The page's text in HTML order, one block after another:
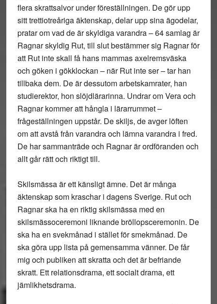
flera skrattsalvor under föreställningen. De gör upp
sitt trettiotreåriga äktenskap, delar upp sina ägodelar,
pratar om vad de är skyldiga varandra – 64 samlag är
Ragnar skyldig Rut, till slut bestämmer sig Ragnar för
att Rut inte skall få hans mammas axelremsväska
och göken i gökklockan – när Rut inte ser – tar han
tillbaka dem. De är dessutom arbetskamrater, han
studierektor, hon slöjdlärarinna. Undrar om Vera och
Ragnar kommer att hångla i lärarrummet –
frågeställningen uppstår. De skiljs, de avger löften
om att avstå från varandra och lämna varandra i fred.
De har sammanträde och Ragnar är ordföranden och
allt går rätt och riktigt till.
Skilsmässa är ett känsligt ämne. Det är många
äktenskap som kraschar i dagens Sverige. Rut och
Ragnar ska ha en riktig skilsmässa med en
skilsmässoceremoni liknande bröllopsceremonin. De
ska ha en svekmånad i stället för smekmånad. De
ska göra upp lista på gemensamma vänner. De får
mig och publiken att skratta och det är befriande
skratt. Ett relationsdrama, ett socialt drama, ett
jämlikhetsdrama.